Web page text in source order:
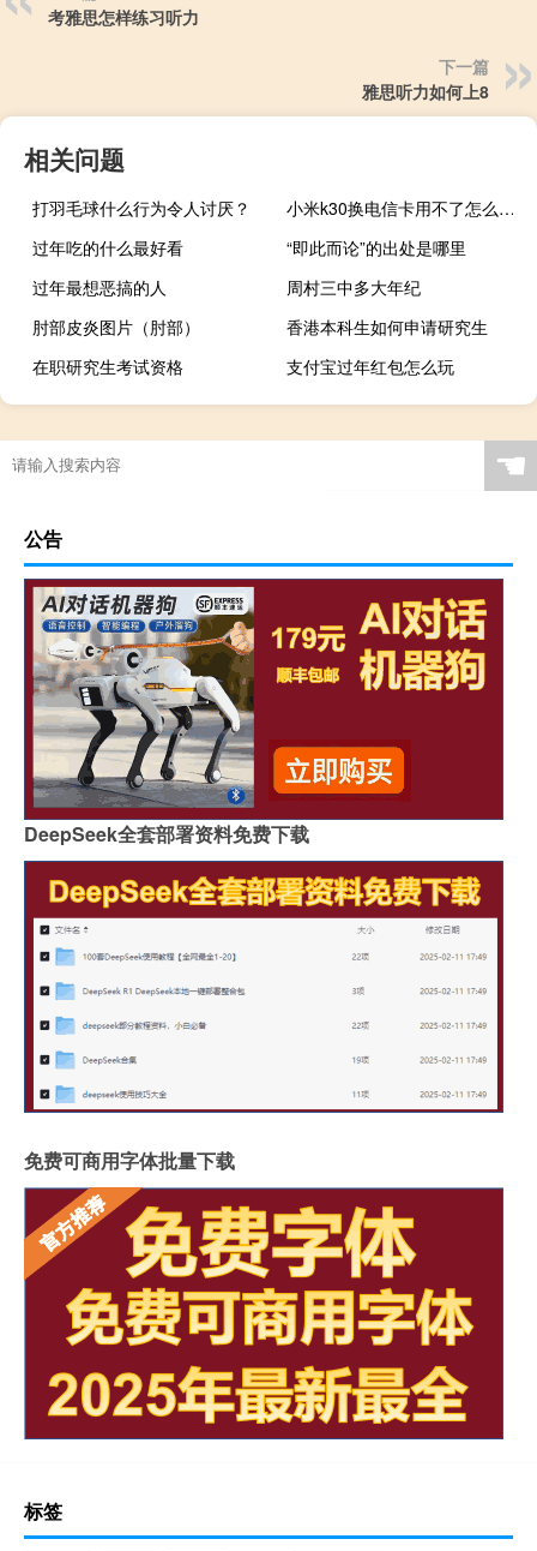
考雅思怎样练习听力
下一篇
雅思听力如何上8
相关问题
打羽毛球什么行为令人讨厌？
小米k30换电信卡用不了怎么办（小米k30电信卡用不了）
过年吃的什么最好看
“即此而论”的出处是哪里
过年最想恶搞的人
周村三中多大年纪
肘部皮炎图片（肘部）
香港本科生如何申请研究生
在职研究生考试资格
支付宝过年红包怎么玩
☚
公告
DeepSeek全套部署资料免费下载
免费可商用字体批量下载
标签